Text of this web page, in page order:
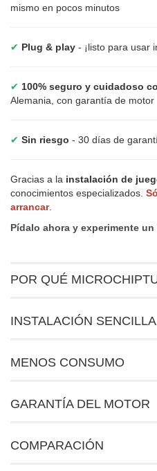
mismo en pocos minutos
✔ Plug & play - ¡listo para usar
✔ 100% seguro y cuidadoso
Alemania, con garantía de motor
✔ Sin riesgo - 30 días de
Gracias a la instalación de
conocimientos especializados.
arrancar.
Pídalo ahora y experimente
POR QUÉ
INSTALACIÓN SENCILLA
MENOS CONSUMO
GARANTÍA DEL MOTOR
COMPARACIÓN